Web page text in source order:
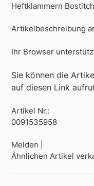
Heftklammern
Artikelbeschreibung
Ihr Browser
Sie können die
auf diesen Link
Artikel Nr.:
0091535958
Melden |
Ähnlichen Artikel